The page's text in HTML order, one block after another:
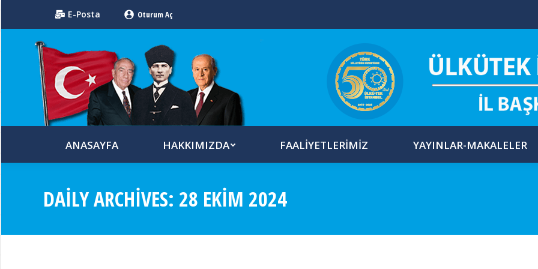
E-Posta Oturum Aç
ANASAYFA HAKKIMIZDA FAALIYETLERIMIZ YAYINLAR-MAKALELER
DAILY ARCHIVES: 28 EKIM 2024